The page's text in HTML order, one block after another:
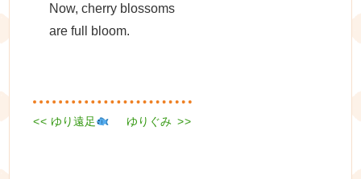
Now, cherry blossoms
are full bloom.
投
Previous
<< ゆり遠足
Next
ゆりぐみ >>